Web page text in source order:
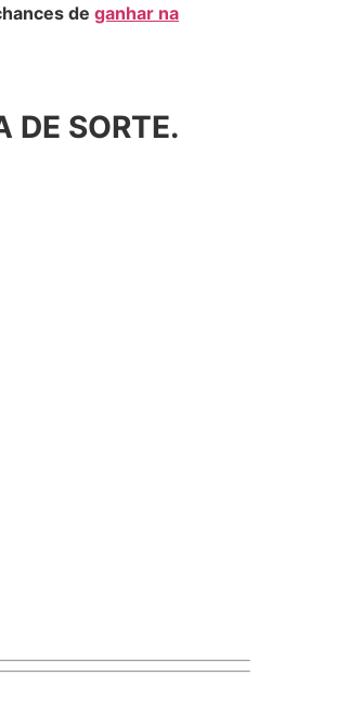
de ganhar na
DE SORTE.